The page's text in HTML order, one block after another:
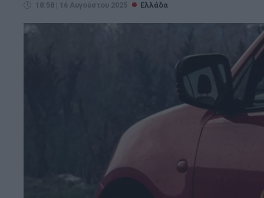
18:58 | 16 Αυγούστου 2025 Ελλάδα